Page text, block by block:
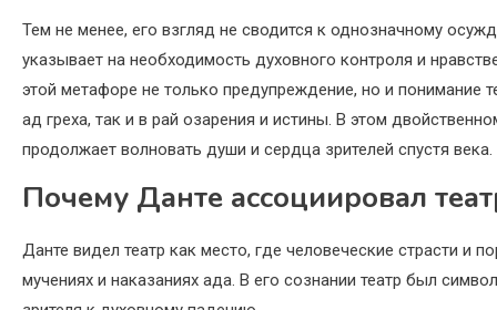
Тем не менее, его взгляд не сводится к однозначному
указывает на необходимость духовного контроля и
этой метафоре не только предупреждение, но и понимание
ад греха, так и в рай озарения и истины. В этом
продолжает волновать души и сердца зрителей спустя века.
Почему Данте ассоциировал
Данте видел театр как место, где человеческие страсти и
мучениях и наказаниях ада. В его сознании театр был